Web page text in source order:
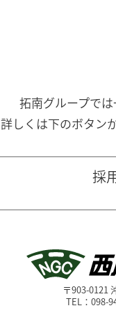
拓南グループでは
詳しくは下のボタン
採
〒903-0121
TEL：098-